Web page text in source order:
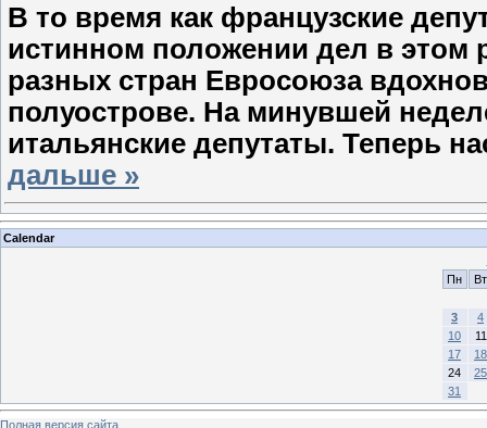
В то время как французские
истинном положении дел в этом
разных стран Евросоюза
полуострове. На минувшей
итальянские депутаты. Теперь
дальше »
Calendar
Пн
Вт
3
4
10
11
17
18
24
25
31
Полная версия сайта